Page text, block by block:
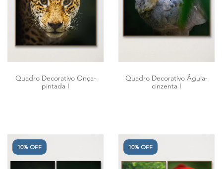
Quadro Decorativo Onça-
pintada I
Quadro Decorativo Águia-
cinzenta I
10% OFF 10% OFF